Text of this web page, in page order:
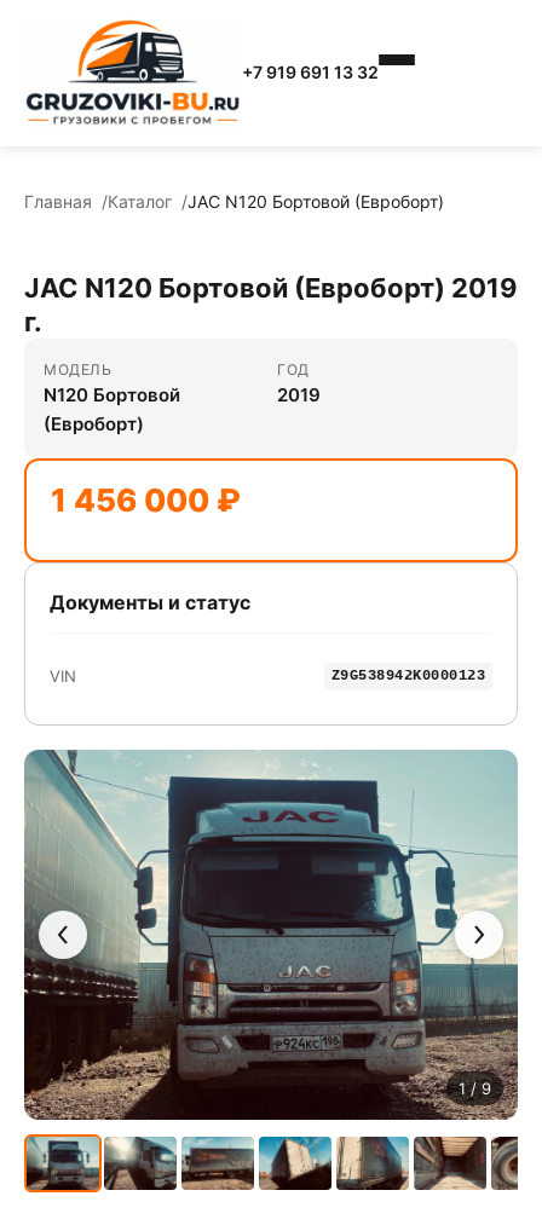
+7 919 691 13 32
Главная Каталог JAC N120 Бортовой (Евроборт)
1/ 9
JAC N120 Бортовой (Евроборт) 2019
г.
МОДЕЛЬ
N120 Бортовой
(Евроборт)
ГОД
2019
1 456 000 ₽
Документы и статус
VIN Z9G538942K0000123